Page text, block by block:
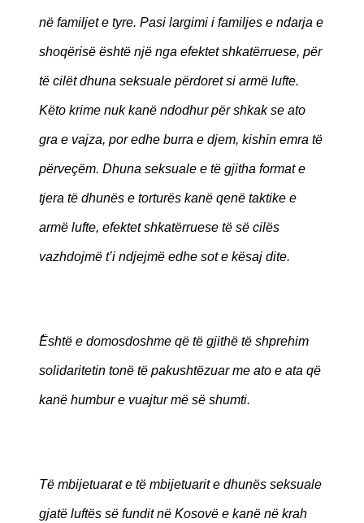
në familjet e tyre. Pasi largimi i familjes e ndarja e
shoqërisë është një nga efektet shkatërruese, për
të cilët dhuna seksuale përdoret si armë lufte.
Këto krime nuk kanë ndodhur për shkak se ato
gra e vajza, por edhe burra e djem, kishin emra të
përveçëm. Dhuna seksuale e të gjitha format e
tjera të dhunës e torturës kanë qenë taktike e
armë lufte, efektet shkatërruese të së cilës
vazhdojmë t’i ndjejmë edhe sot e kësaj dite.
ࣿËshtë e domosdoshme që të gjithë të shprehim
solidaritetin tonë të pakushtëzuar me ato e ata që
kanë humbur e vuajtur më së shumti.
Të mbijetuarat e të mbijetuarit e dhunës seksuale
gjatë luftës së fundit në Kosovë e kanë në krah